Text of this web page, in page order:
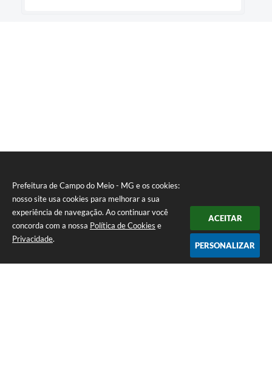
Prefeitura de Campo do Meio - MG e os cookies:
nosso site usa cookies para melhorar a sua
experiência de navegação. Ao continuar você
concorda com a nossa Política de Cookies e
Privacidade.
ACEITAR
PERSONALIZAR